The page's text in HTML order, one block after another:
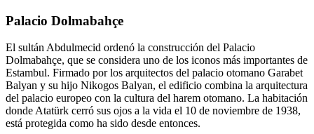
Palacio Dolmabahçe
El sultán Abdulmecid ordenó la construcción del Palacio
Dolmabahçe, que se considera uno de los iconos más importantes de
Estambul. Firmado por los arquitectos del palacio otomano Garabet
Balyan y su hijo Nikogos Balyan, el edificio combina la arquitectura
del palacio europeo con la cultura del harem otomano. La habitación
donde Atatürk cerró sus ojos a la vida el 10 de noviembre de 1938,
está protegida como ha sido desde entonces.